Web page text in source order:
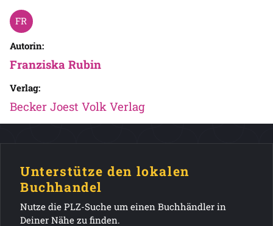
Autorin:
Franziska Rubin
Verlag:
Becker Joest Volk Verlag
Unterstütze den lokalen
Buchhandel
Nutze die PLZ-Suche um einen Buchhändler in
Deiner Nähe zu finden.